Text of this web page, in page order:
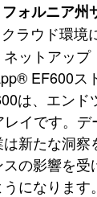
ォルニア州
ラウド環境
ットアップ
EF600ス
は、エンド
イです。デ
新たな洞察
の影響を受
になります。